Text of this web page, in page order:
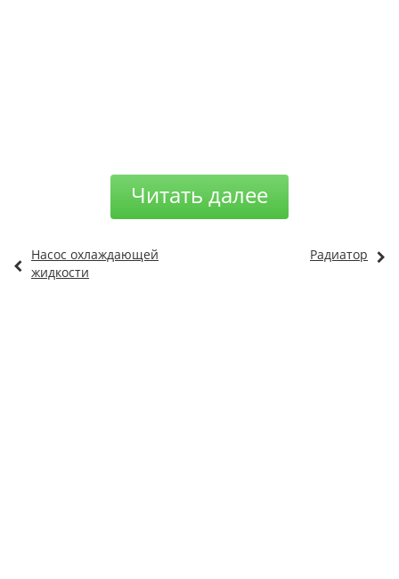
Читать далее
Насос охлаждающей
жидкости
Радиатор